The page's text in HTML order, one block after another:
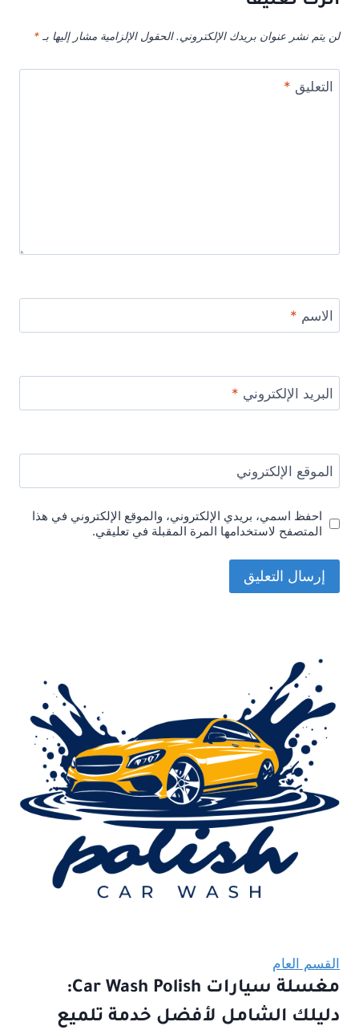
لن يتم نشر عنوان بريدك الإلكتروني. الحقول الإلزامية مشار إليها بـ *
التعليق *
الاسم *
البريد الإلكتروني *
الموقع الإلكتروني
احفظ اسمي، بريدي الإلكتروني، والموقع الإلكتروني في هذا
المتصفح لاستخدامها المرة المقبلة في تعليقي.
القسم العام
مغسلة سيارات Car Wash Polish:
دليلك الشامل لأفضل خدمة تلميع